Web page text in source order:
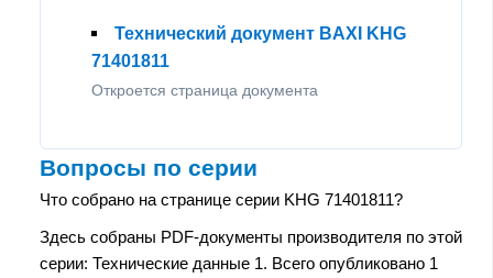
Технический документ BAXI KHG
71401811
Откроется страница документа
Вопросы по серии
Что собрано на странице серии KHG 71401811?
Здесь собраны PDF-документы производителя по этой
серии: Технические данные 1. Всего опубликовано 1